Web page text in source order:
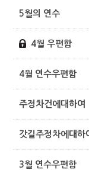
5월의 연수
4월 우편함
4월 연수우편함
주정차건에대하여
갓길주정차에대하
3월 연수우편함